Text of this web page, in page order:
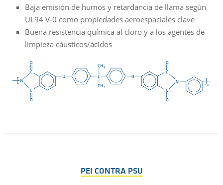
Baja emisión de humos y retardancia de llama según
UL94 V-0 como propiedades aeroespaciales clave
Buena resistencia química al cloro y a los agentes de
limpieza cáusticos/ácidos
PEI CONTRA PSU